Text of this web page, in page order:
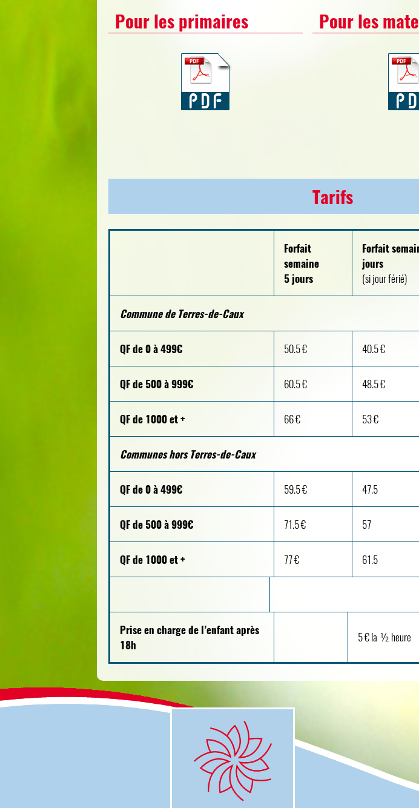
Pour les primaires Pour les
Tarifs
Forfait
semaine
5 jours
Forfait
jours
(si jour férié)
Commune de Terres-de-Caux
QF de 0 à 499€ 50.5 € 40.5 €
QF de 500 à 999€ 60.5 € 48.5 €
QF de 1000 et + 66 € 53 €
Communes hors Terres-de-Caux
QF de 0 à 499€ 59.5 € 47.5
QF de 500 à 999€ 71.5 € 57
QF de 1000 et + 77 € 61.5
Prise en charge de l’enfant après
18h
5 € la ½ heure